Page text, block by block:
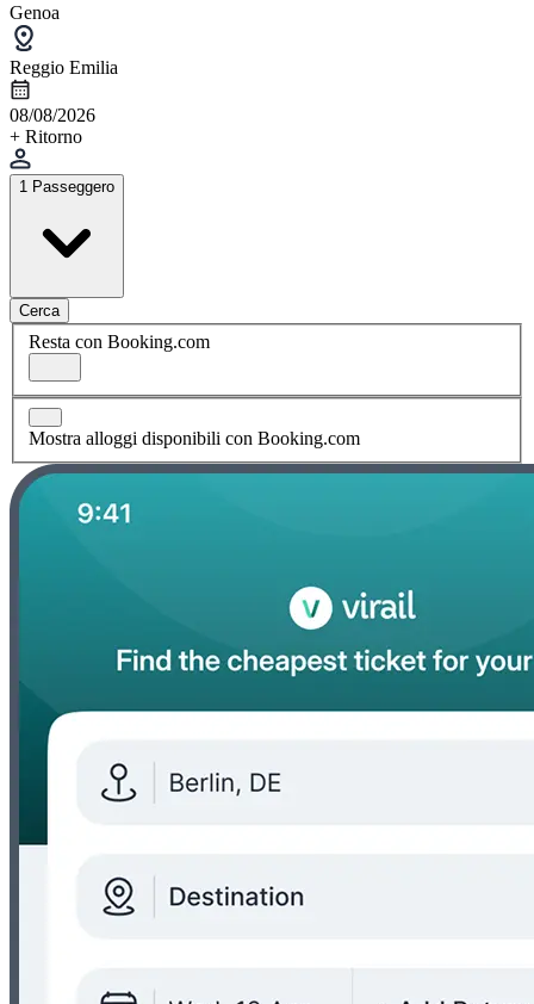
Genoa
Reggio Emilia
08/08/2026
+ Ritorno
1 Passeggero
Cerca
Resta con Booking.com
Mostra alloggi disponibili con Booking.com